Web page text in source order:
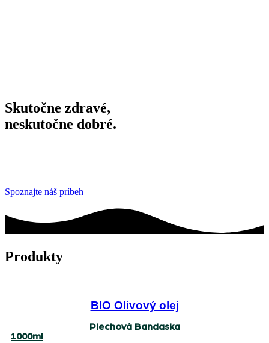
Skutočne zdravé,
neskutočne dobré.
Spoznajte náš príbeh
Produkty
BIO Olivový olej
Plechová Bandaska
1000ml